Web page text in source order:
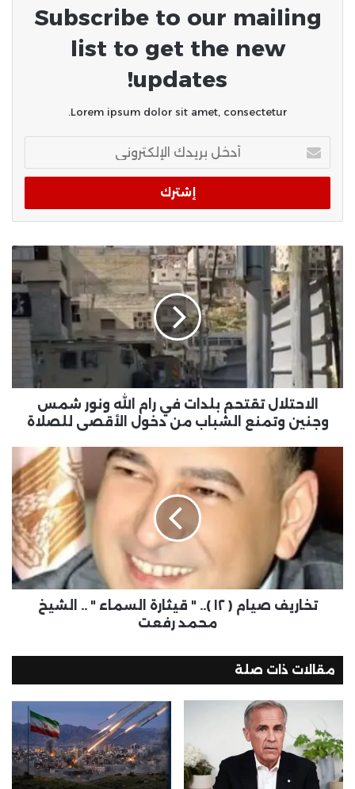
Subscribe to our mailing
list to get the new
updates!
Lorem ipsum dolor sit amet, consectetur.
بريدك
الإلكتروني
الاحتلال تقتحم بلدات في رام الله ونور شمس
وجنين وتمنع الشباب من دخول الأقصى للصلاة
تخاريف صيام ( ١٢ ).. " قيثارة السماء " .. الشيخ
محمد رفعت
مقالات ذات صلة